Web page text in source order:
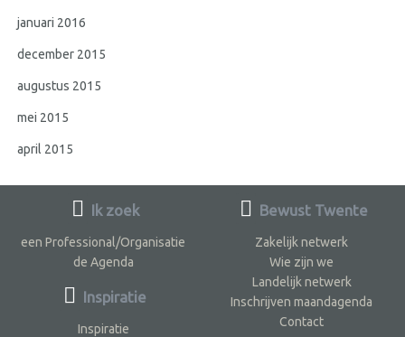
januari 2016
december 2015
augustus 2015
mei 2015
april 2015
Ik zoek
een Professional/Organisatie
de Agenda
Inspiratie
Inspiratie
Bewust Twente
Zakelijk netwerk
Wie zijn we
Landelijk netwerk
Inschrijven maandagenda
Contact